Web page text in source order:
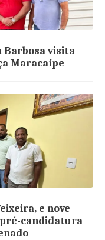
Barbosa visita
Maracaípe
e nove
candidatura